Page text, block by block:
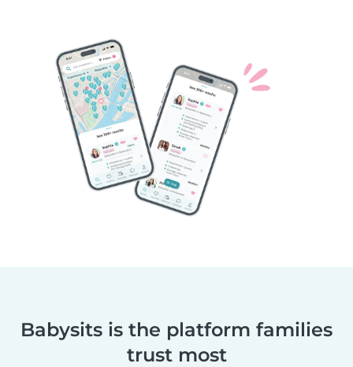
Babysits is the platform families
trust most